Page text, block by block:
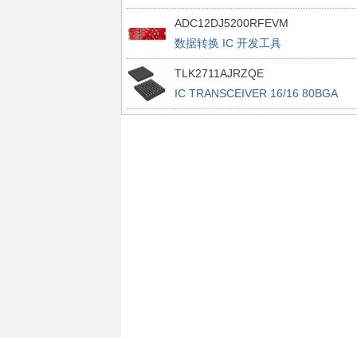
GSPS DUAL/SINGLE CH ADC
ADC12DJ5200RFEVM
数据转换 IC 开发工具
ADC12DJ5200RF EVALUATION
TLK2711AJRZQE
IC TRANSCEIVER 16/16 80BGA